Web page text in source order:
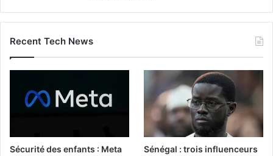
Recent Tech News
Sécurité des enfants : Meta
Sénégal : trois influenceurs